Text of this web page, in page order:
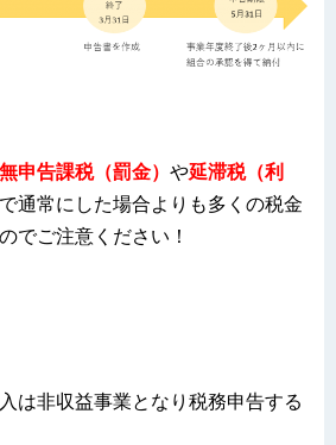
無申告課税（罰金） や延滞税（利
通常にした場合よりも多くの税金
でご注意ください！
は非収益事業となり税務申告する